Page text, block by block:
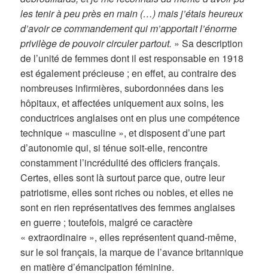
les tenir à peu près en main (…) mais j’étais heureux
d’avoir ce commandement qui m’apportait l’énorme
privilège de pouvoir circuler partout. » Sa description
de l’unité de femmes dont il est responsable en 1918
est également précieuse ; en effet, au contraire des
nombreuses infirmières, subordonnées dans les
hôpitaux, et affectées uniquement aux soins, les
conductrices anglaises ont en plus une compétence
technique « masculine », et disposent d’une part
d’autonomie qui, si ténue soit-elle, rencontre
constamment l’incrédulité des officiers français.
Certes, elles sont là surtout parce que, outre leur
patriotisme, elles sont riches ou nobles, et elles ne
sont en rien représentatives des femmes anglaises
en guerre ; toutefois, malgré ce caractère
« extraordinaire », elles représentent quand-même,
sur le sol français, la marque de l’avance britannique
en matière d’émancipation féminine.